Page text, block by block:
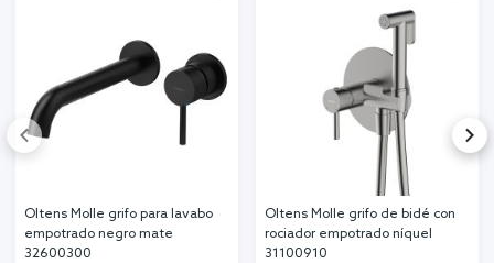
Oltens Molle grifo para lavabo
empotrado negro mate
32600300
Oltens Molle grifo de bidé con
rociador empotrado níquel
31100910